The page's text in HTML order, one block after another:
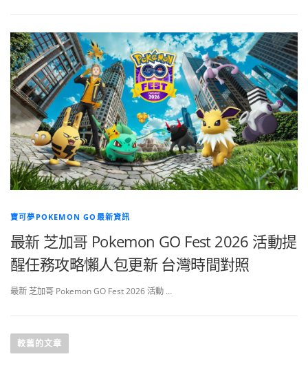
寶可夢POKEMON GO最新資訊
最新 芝加哥 Pokemon GO Fest 2026 活動提
醒任務攻略懶人包更新 台灣時間對照
最新 芝加哥 Pokemon GO Fest 2026 活動 …
章
較舊的文章